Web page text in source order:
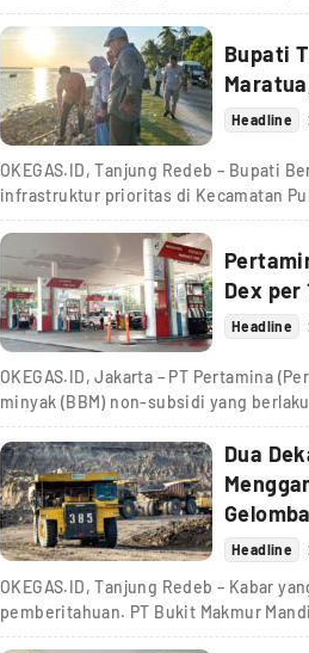
Bupati
Headline
OKEGAS.ID, Tanjung Redeb – Bupati
infrastruktur prioritas di Kecamatan
Dex
Headline
OKEGAS.ID, Jakarta – PT Pertamina
minyak (BBM) non-subsidi yang
Dua
Headline
OKEGAS.ID, Tanjung Redeb – Kabar
pemberitahuan. PT Bukit Makmur